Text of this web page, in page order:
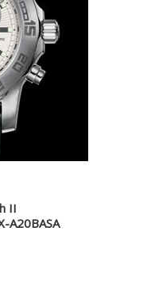
II
A20BASA